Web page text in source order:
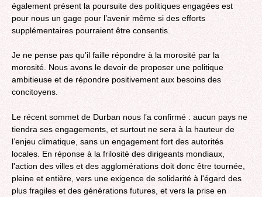
également présent la poursuite des politiques engagées est
pour nous un gage pour l’avenir même si des efforts
supplémentaires pourraient être consentis.
Je ne pense pas qu’il faille répondre à la morosité par la
morosité. Nous avons le devoir de proposer une politique
ambitieuse et de répondre positivement aux besoins des
concitoyens.
Le récent sommet de Durban nous l’a confirmé : aucun pays ne
tiendra ses engagements, et surtout ne sera à la hauteur de
l’enjeu climatique, sans un engagement fort des autorités
locales. En réponse à la frilosité des dirigeants mondiaux,
l'action des villes et des agglomérations doit donc être tournée,
pleine et entière, vers une exigence de solidarité à l'égard des
plus fragiles et des générations futures, et vers la prise en